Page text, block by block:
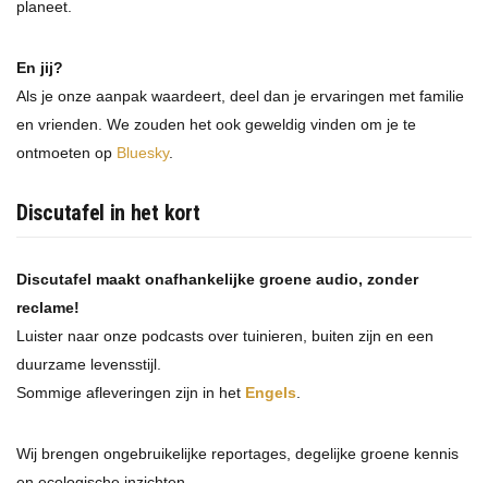
planeet.
En jij?
Als je onze aanpak waardeert, deel dan je ervaringen met familie
en vrienden. We zouden het ook geweldig vinden om je te
ontmoeten op Bluesky.
Discutafel in het kort
Discutafel maakt onafhankelijke groene audio, zonder
reclame!
Luister naar onze podcasts over tuinieren, buiten zijn en een
duurzame levensstijl.
Sommige afleveringen zijn in het Engels
Wij brengen ongebruikelijke reportages, degelijke groene kennis